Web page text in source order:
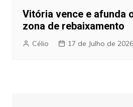
Vitória vence e afunda
zona de rebaixamento
Célio 17 de Julho de 2026